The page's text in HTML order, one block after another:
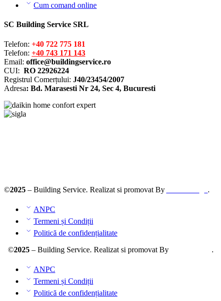
Cum comand online
SC Building Service SRL
Telefon: +40 722 775 181
Telefon: +40 743 171 143
Email: office@buildingservice.ro
CUI: RO 22926224
Registrul Comerțului: J40/23454/2007
Adresa: Bd. Marasesti Nr 24, Sec 4, Bucuresti
©2025 – Building Service. Realizat si promovat By .
ANPC
Termeni și Condiții
Politică de confidențialitate
©2025– Building Service. Realizat si promovat By .
ANPC
Termeni și Condiții
Politică de confidențialitate